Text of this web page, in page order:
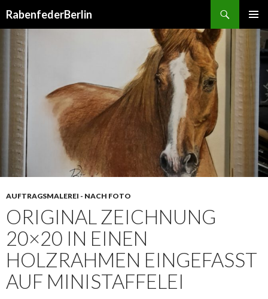
RabenfederBerlin
ZUM
INHALT
AUFTRAGSMALEREI - NACH FOTO
ORIGINAL ZEICHNUNG
20×20 IN EINEN
HOLZRAHMEN EINGEFASST
AUF MINISTAFFELEI